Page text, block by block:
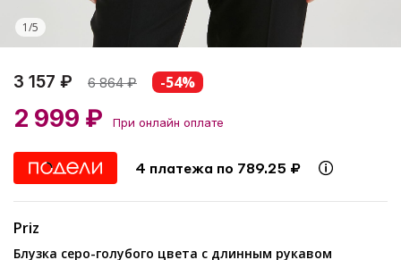
1/5
3 157 ₽ 6 864₽ -54%
2 999 ₽ При онлайн оплате
4 платежа по 789.25 ₽
Priz
Блузка серо-голубого цвета с длинным рукавом